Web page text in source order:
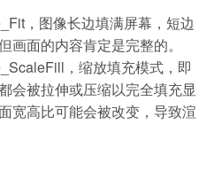
，图像长边填满屏幕，短边
画面的内容肯定是完整的。
，缩放填充模式，即
会被拉伸或压缩以完全填充显
宽高比可能会被改变，导致渲